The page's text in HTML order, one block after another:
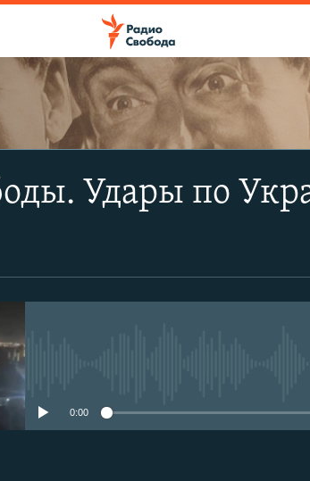
Apple Podcasts
Подписаться
Удары по
0:00